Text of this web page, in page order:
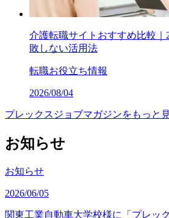
介護転職サイトおすすめ比較｜
敗しない活用法
転職お役立ち情報
2026/08/04
プレックスジョブマガジンをもっと
お知らせ
お知らせ
2026/06/05
関東工業自動車大学校様に「プレッ